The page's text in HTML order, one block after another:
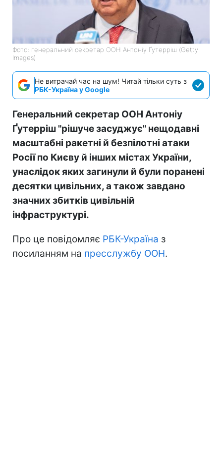
Фото: генеральний секретар ООН Антоніу Ґутерріш (Getty
Images)
Не витрачай час на шум! Читай тільки суть з
РБК-Україна у Google
Генеральний секретар ООН Антоніу
Ґутерріш "рішуче засуджує" нещодавні
масштабні ракетні й безпілотні атаки
Росії по Києву й інших містах України,
унаслідок яких загинули й були поранені
десятки цивільних, а також завдано
значних збитків цивільній
інфраструктурі.
Про це повідомляє РБК-Україна з
посиланням на пресслужбу ООН.